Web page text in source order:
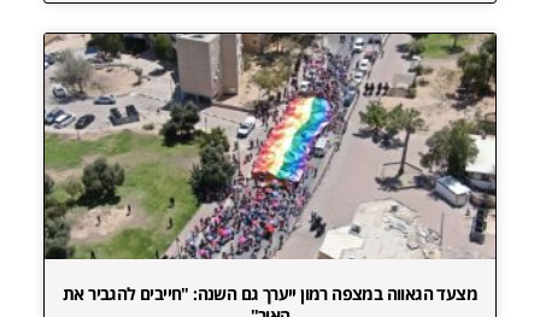
מצעד הגאווה במצפה רמון ייערך גם השנה: "חייבים להגביר את